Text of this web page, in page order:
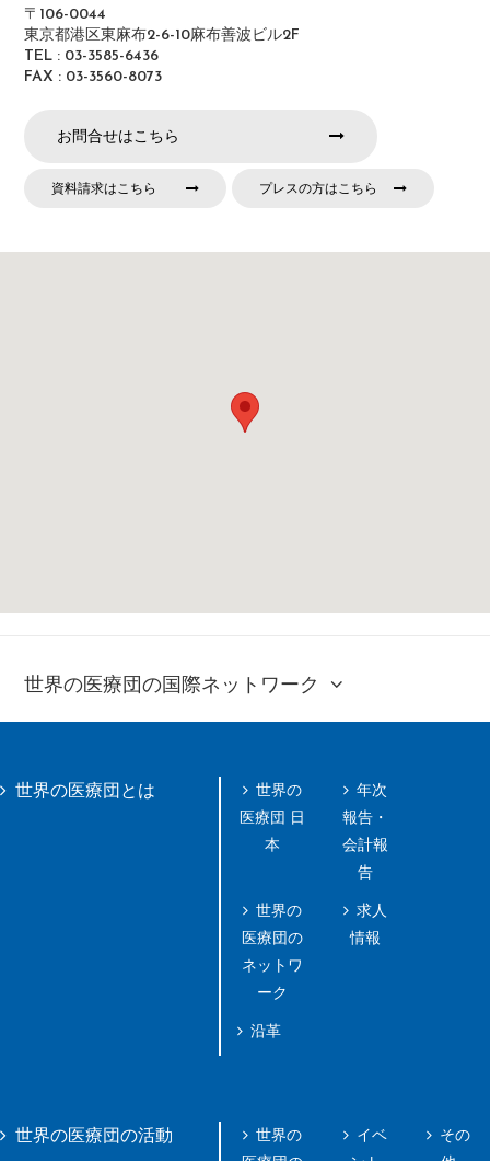
〒106-0044
東京都港区東麻布2-6-10麻布善波ビル2F
TEL : 03-3585-6436
FAX : 03-3560-8073
お問合せはこちら
資料請求はこちら プレスの方はこちら
世界の医療団の国際ネットワーク
世界の医療団とは
世界の
医療団 日
本
世界の
医療団の
ネットワ
ーク
沿革
年次
報告・
会計報
告
求人
情報
世界の医療団の活動
世界の
イベ
その